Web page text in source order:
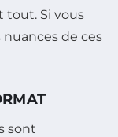
tout. Si vous
nuances de ces
sont